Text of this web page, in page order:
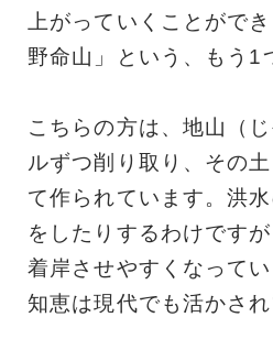
上がっていくことがで
野命山」という、もう1
こちらの方は、地山（
ルずつ削り取り、その
て作られています。洪
をしたりするわけです
着岸させやすくなって
知恵は現代でも活かされ